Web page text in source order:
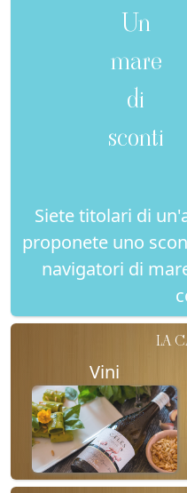
Un
mare
di
sconti
Siete titolari di
proponete uno
navigatori di
LA
Vini